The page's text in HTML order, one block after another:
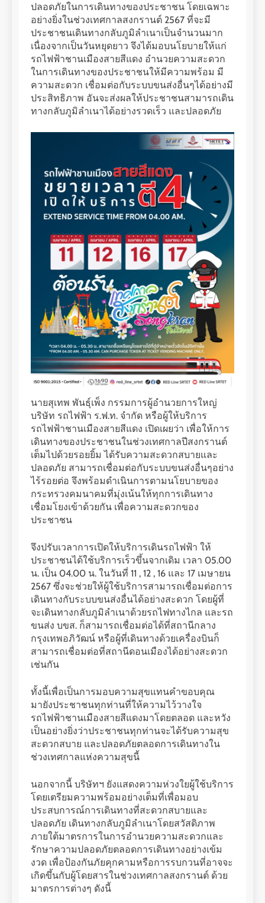
ปลอดภัยในการเดินทางของประชาชน โดยเฉพาะ
อย่างยิ่งในช่วงเทศกาลสงกรานต์ 2567 ที่จะมี
ประชาชนเดินทางกลับภูมิลำเนาเป็นจำนวนมาก
เนื่องจากเป็นวันหยุดยาว จึงได้มอบนโยบายให้แก่
รถไฟฟ้าชานเมืองสายสีแดง อำนวยความสะดวก
ในการเดินทางของประชาชนให้มีความพร้อม มี
ความสะดวก เชื่อมต่อกับระบบขนส่งอื่นๆได้อย่างมี
ประสิทธิภาพ อันจะส่งผลให้ประชาชนสามารถเดิน
ทางกลับภูมิลำเนาได้อย่างรวดเร็ว และปลอดภัย
นายสุเทพ พันธุ์เพ็ง กรรมการผู้อำนวยการใหญ่
บริษัท รถไฟฟ้า ร.ฟ.ท. จำกัด หรือผู้ให้บริการ
รถไฟฟ้าชานเมืองสายสีแดง เปิดเผยว่า เพื่อให้การ
เดินทางของประชาชนในช่วงเทศกาลปีสงกรานต์
เต็มไปด้วยรอยยิ้ม ได้รับความสะดวกสบายและ
ปลอดภัย สามารถเชื่อมต่อกับระบบขนส่งอื่นๆอย่าง
ไร้รอยต่อ จึงพร้อมดำเนินการตามนโยบายของ
กระทรวงคมนาคมที่มุ่งเน้นให้ทุกการเดินทาง
เชื่อมโยงเข้าด้วยกัน เพื่อความสะดวกของ
ประชาชน
จึงปรับเวลาการเปิดให้บริการเดินรถไฟฟ้า ให้
ประชาชนได้ใช้บริการเร็วขึ้นจากเดิม เวลา 05.00
น. เป็น 04.00 น. ในวันที่ 11 , 12 , 16 และ 17 เมษายน
2567 ซึ่งจะช่วยให้ผู้ใช้บริการสามารถเชื่อมต่อการ
เดินทางกับระบบขนส่งอื่นได้อย่างสะดวก โดยผู้ที่
จะเดินทางกลับภูมิลำเนาด้วยรถไฟทางไกล และรถ
ขนส่ง บขส. ก็สามารถเชื่อมต่อได้ที่สถานีกลาง
กรุงเทพอภิวัฒน์ หรือผู้ที่เดินทางด้วยเครื่องบินก็
สามารถเชื่อมต่อที่สถานีดอนเมืองได้อย่างสะดวก
เช่นกัน
ทั้งนี้เพื่อเป็นการมอบความสุขแทนคำขอบคุณ
มายังประชาชนทุกท่านที่ให้ความไว้วางใจ
รถไฟฟ้าชานเมืองสายสีแดงมาโดยตลอด และหวัง
เป็นอย่างยิ่งว่าประชาชนทุกท่านจะได้รับความสุข
สะดวกสบาย และปลอดภัยตลอดการเดินทางใน
ช่วงเทศกาลแห่งความสุขนี้
นอกจากนี้ บริษัทฯ ยังแสดงความห่วงใยผู้ใช้บริการ
โดยเตรียมความพร้อมอย่างเต็มที่เพื่อมอบ
ประสบการณ์การเดินทางที่สะดวกสบายและ
ปลอดภัย เดินทางกลับภูมิลำเนาโดยสวัสดิภาพ
ภายใต้มาตรการในการอำนวยความสะดวกและ
รักษาความปลอดภัยตลอดการเดินทางอย่างเข้ม
งวด เพื่อป้องกันภัยคุกคามหรือการรบกวนที่อาจจะ
เกิดขึ้นกับผู้โดยสารในช่วงเทศกาลสงกรานต์ ด้วย
มาตรการต่างๆ ดังนี้